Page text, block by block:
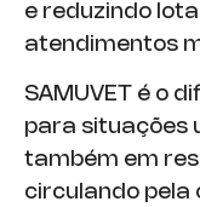
e reduzindo
atendimentos
SAMUVET é o
para situações
também em
circulando pela